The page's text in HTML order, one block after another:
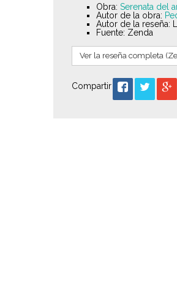
Obra: Serenata del
Autor de la obra:
Autor de la reseña:
Fuente: Zenda
Ver la reseña completa
Compartir